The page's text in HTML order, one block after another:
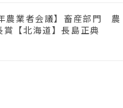
農業者会議】畜産部門 農
【北海道】長島正典